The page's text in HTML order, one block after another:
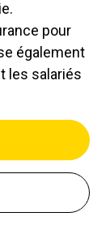
pour
également
les salariés